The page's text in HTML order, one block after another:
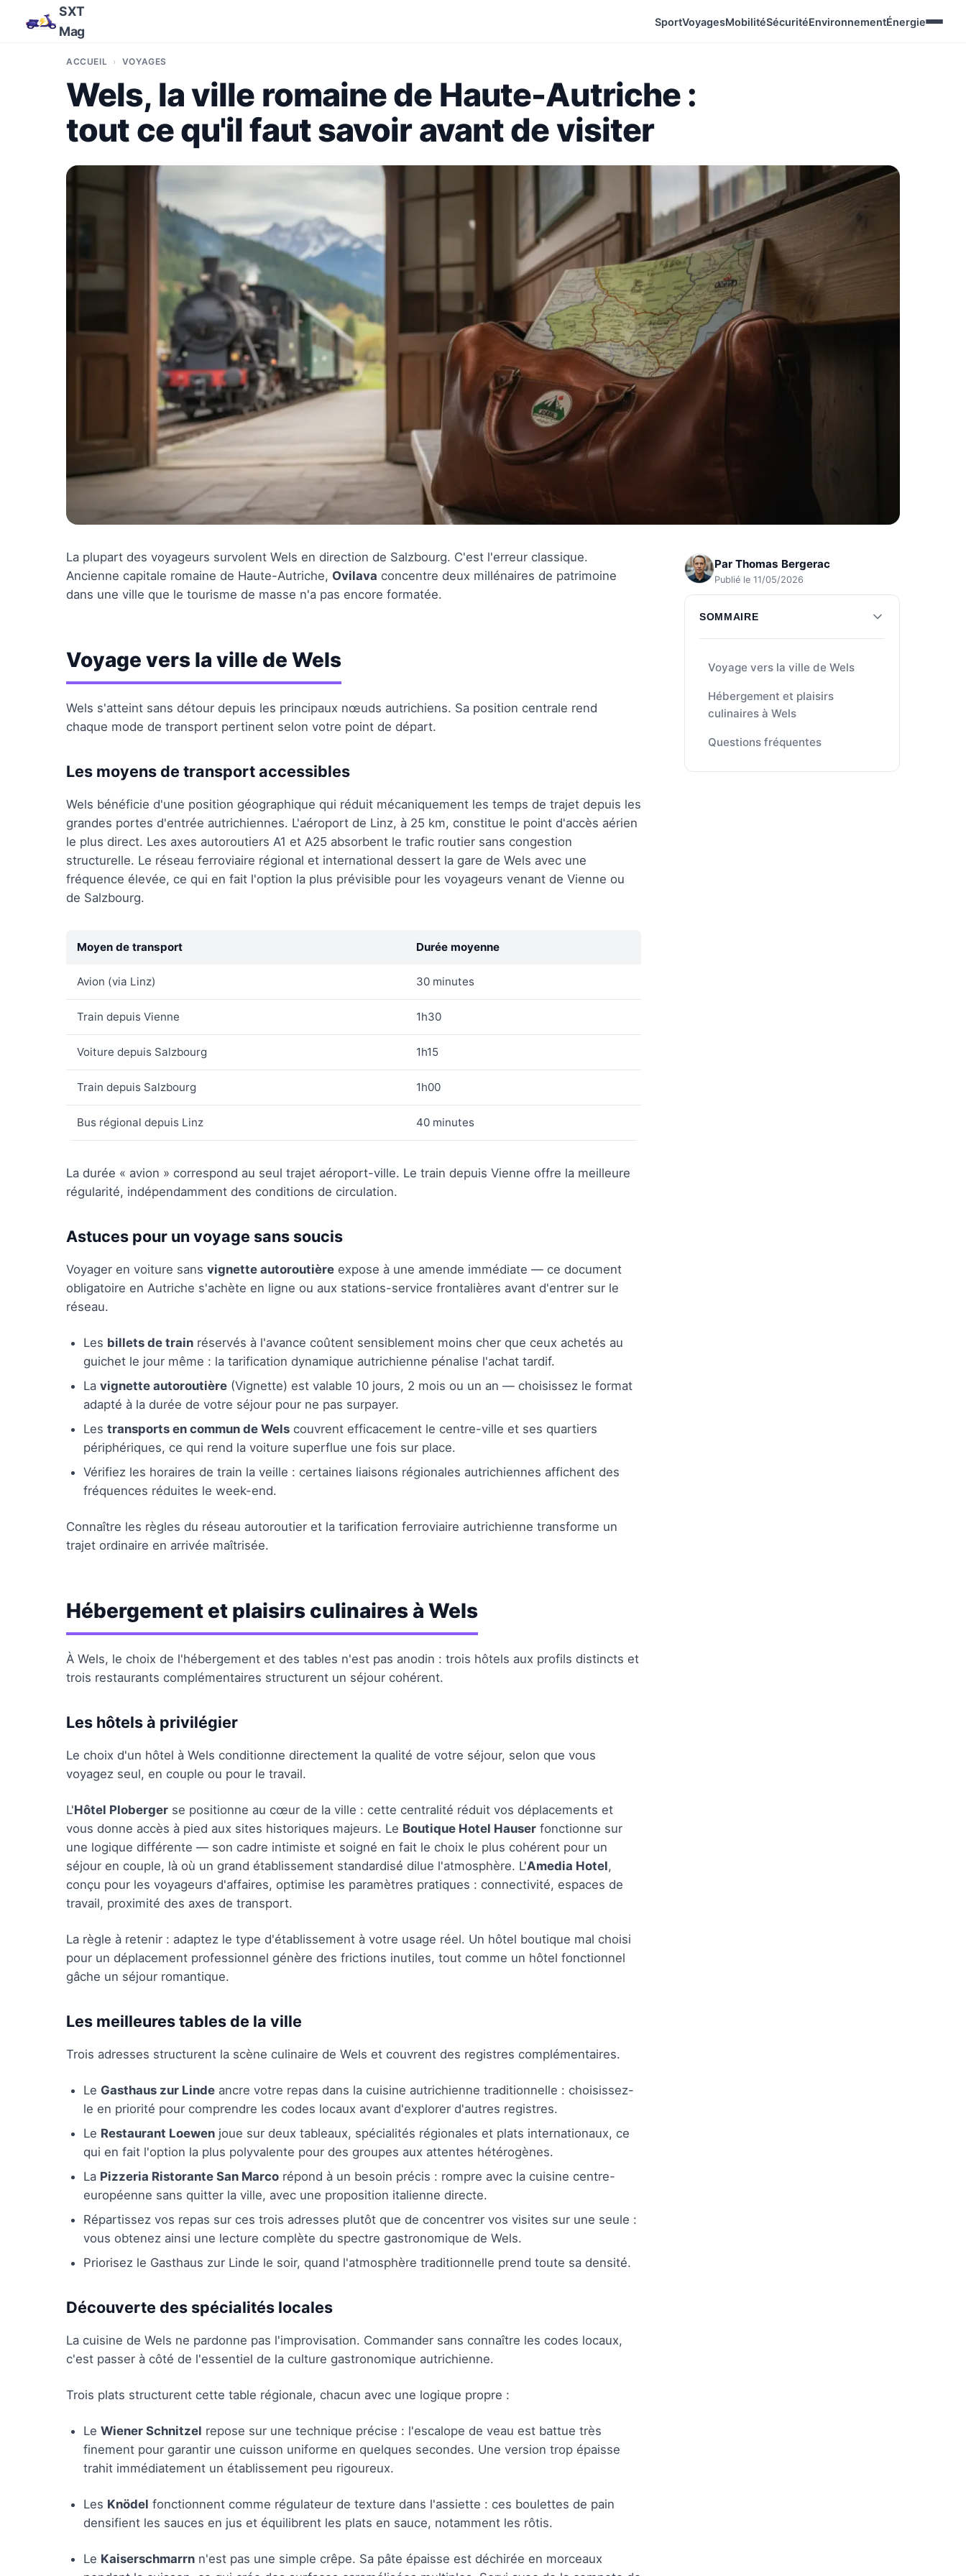
SXT
Mag
SportVoyagesMobilitéSécuritéEnvironnementÉnergie
ACCUEIL VOYAGES
Wels, la ville romaine de Haute-Autriche :
tout ce qu'il faut savoir avant de visiter
Par Thomas Bergerac
Publié le 11/05/2026
SOMMAIRE
Voyage vers la ville de Wels
Hébergement et plaisirs
culinaires à Wels
Questions fréquentes
La plupart des voyageurs survolent Wels en direction de Salzbourg. C'est l'erreur classique.
Ancienne capitale romaine de Haute-Autriche, Ovilava concentre deux millénaires de patrimoine
dans une ville que le tourisme de masse n'a pas encore formatée.
Voyage vers la ville de Wels
Wels s'atteint sans détour depuis les principaux nœuds autrichiens. Sa position centrale rend
chaque mode de transport pertinent selon votre point de départ.
Les moyens de transport accessibles
Wels bénéficie d'une position géographique qui réduit mécaniquement les temps de trajet depuis les
grandes portes d'entrée autrichiennes. L'aéroport de Linz, à 25 km, constitue le point d'accès aérien
le plus direct. Les axes autoroutiers A1 et A25 absorbent le trafic routier sans congestion
structurelle. Le réseau ferroviaire régional et international dessert la gare de Wels avec une
fréquence élevée, ce qui en fait l'option la plus prévisible pour les voyageurs venant de Vienne ou
de Salzbourg.
Moyen de transport Durée moyenne
Avion (via Linz) 30 minutes
Train depuis Vienne 1h30
Voiture depuis Salzbourg 1h15
Train depuis Salzbourg 1h00
Bus régional depuis Linz 40 minutes
La durée « avion » correspond au seul trajet aéroport-ville. Le train depuis Vienne offre la meilleure
régularité, indépendamment des conditions de circulation.
Astuces pour un voyage sans soucis
Voyager en voiture sans vignette autoroutière expose à une amende immédiate — ce document
obligatoire en Autriche s'achète en ligne ou aux stations-service frontalières avant d'entrer sur le
réseau.
Les billets de train réservés à l'avance coûtent sensiblement moins cher que ceux achetés au
guichet le jour même : la tarification dynamique autrichienne pénalise l'achat tardif.
La vignette autoroutière (Vignette) est valable 10 jours, 2 mois ou un an — choisissez le format
adapté à la durée de votre séjour pour ne pas surpayer.
Les transports en commun de Wels couvrent efficacement le centre-ville et ses quartiers
périphériques, ce qui rend la voiture superflue une fois sur place.
Vérifiez les horaires de train la veille : certaines liaisons régionales autrichiennes affichent des
fréquences réduites le week-end.
Connaître les règles du réseau autoroutier et la tarification ferroviaire autrichienne transforme un
trajet ordinaire en arrivée maîtrisée.
Hébergement et plaisirs culinaires à Wels
À Wels, le choix de l'hébergement et des tables n'est pas anodin : trois hôtels aux profils distincts et
trois restaurants complémentaires structurent un séjour cohérent.
Les hôtels à privilégier
Le choix d'un hôtel à Wels conditionne directement la qualité de votre séjour, selon que vous
voyagez seul, en couple ou pour le travail.
L'Hôtel Ploberger se positionne au cœur de la ville : cette centralité réduit vos déplacements et
vous donne accès à pied aux sites historiques majeurs. Le Boutique Hotel Hauser fonctionne sur
une logique différente — son cadre intimiste et soigné en fait le choix le plus cohérent pour un
séjour en couple, là où un grand établissement standardisé dilue l'atmosphère. L'Amedia Hotel,
conçu pour les voyageurs d'affaires, optimise les paramètres pratiques : connectivité, espaces de
travail, proximité des axes de transport.
La règle à retenir : adaptez le type d'établissement à votre usage réel. Un hôtel boutique mal choisi
pour un déplacement professionnel génère des frictions inutiles, tout comme un hôtel fonctionnel
gâche un séjour romantique.
Les meilleures tables de la ville
Trois adresses structurent la scène culinaire de Wels et couvrent des registres complémentaires.
Le Gasthaus zur Linde ancre votre repas dans la cuisine autrichienne traditionnelle : choisissez-
le en priorité pour comprendre les codes locaux avant d'explorer d'autres registres.
Le Restaurant Loewen joue sur deux tableaux, spécialités régionales et plats internationaux, ce
qui en fait l'option la plus polyvalente pour des groupes aux attentes hétérogènes.
La Pizzeria Ristorante San Marco répond à un besoin précis : rompre avec la cuisine centre-
européenne sans quitter la ville, avec une proposition italienne directe.
Répartissez vos repas sur ces trois adresses plutôt que de concentrer vos visites sur une seule :
vous obtenez ainsi une lecture complète du spectre gastronomique de Wels.
Priorisez le Gasthaus zur Linde le soir, quand l'atmosphère traditionnelle prend toute sa densité.
Découverte des spécialités locales
La cuisine de Wels ne pardonne pas l'improvisation. Commander sans connaître les codes locaux,
c'est passer à côté de l'essentiel de la culture gastronomique autrichienne.
Trois plats structurent cette table régionale, chacun avec une logique propre :
Le Wiener Schnitzel repose sur une technique précise : l'escalope de veau est battue très
finement pour garantir une cuisson uniforme en quelques secondes. Une version trop épaisse
trahit immédiatement un établissement peu rigoureux.
Les Knödel fonctionnent comme régulateur de texture dans l'assiette : ces boulettes de pain
densifient les sauces en jus et équilibrent les plats en sauce, notamment les rôtis.
Le Kaiserschmarrn n'est pas une simple crêpe. Sa pâte épaisse est déchirée en morceaux